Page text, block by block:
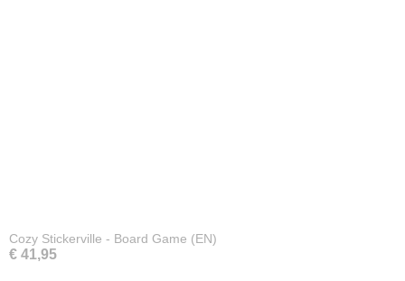
Cozy Stickerville - Board Game (EN)
€ 41,95